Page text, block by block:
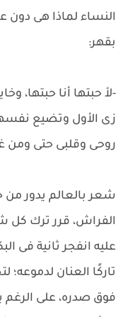
النساء لماذا هى دون
بقهر:
-لأ حبتها أنا حبتها،
زى الأول وتضيع
روحى وقلبى حتى ومن
شعر بالعالم يدور
الفراش، قرر ترك كل
عليه انفجر ثانية فى
تاركًا العنان لدموعه؛
فوق صدره، على الرغم